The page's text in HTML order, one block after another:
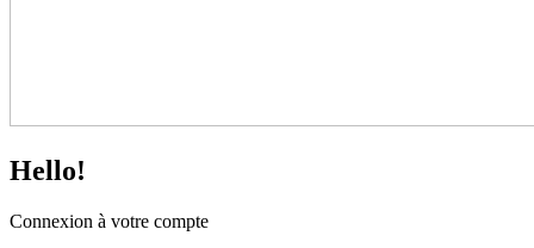
Hello!
Connexion à votre compte